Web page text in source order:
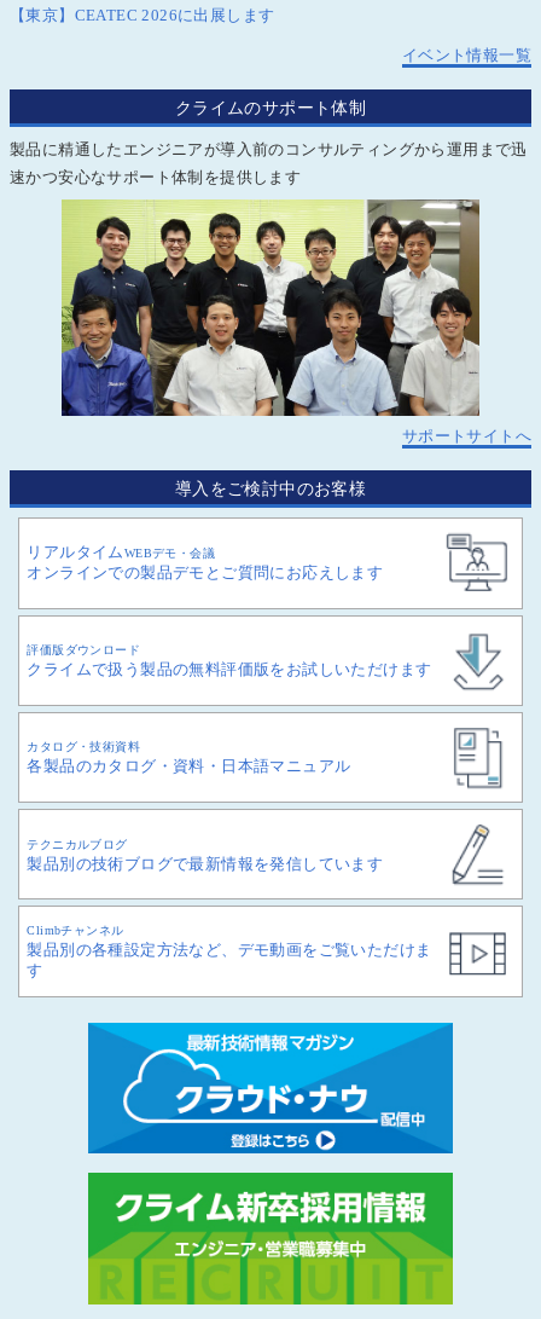
【東京】CEATEC 2026に出展します
イベント情報一覧
クライムのサポート体制
製品に精通したエンジニアが導入前のコンサルティングから運用まで迅
速かつ安心なサポート体制を提供します
サポートサイトへ
導入をご検討中のお客様
リアルタイムWEBデモ・会議
オンラインでの製品デモとご質問にお応えします
評価版ダウンロード
クライムで扱う製品の無料評価版をお試しいただけます
カタログ・技術資料
各製品のカタログ・資料・日本語マニュアル
テクニカルブログ
製品別の技術ブログで最新情報を発信しています
Climbチャンネル
製品別の各種設定方法など、デモ動画をご覧いただけま
す